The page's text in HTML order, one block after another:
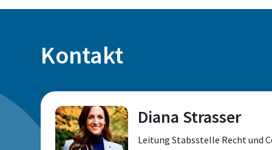
Kontakt
Diana Strasser
Leitung Stabsstelle Recht und